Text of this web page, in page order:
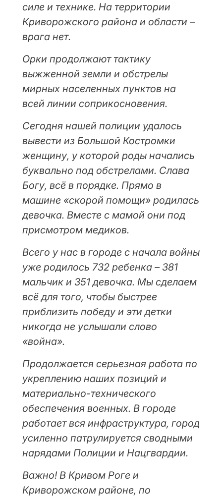
силе и технике. На территории
Криворожского района и области –
врага нет.
Орки продолжают тактику
выжженной земли и обстрелы
мирных населенных пунктов на
всей линии соприкосновения.
Сегодня нашей полиции удалось
вывести из Большой Костромки
женщину, у которой роды начались
буквально под обстрелами. Слава
Богу, всё в порядке. Прямо в
машине «скорой помощи» родилась
девочка. Вместе с мамой они под
присмотром медиков.
Всего у нас в городе с начала войны
уже родилось 732 ребенка – 381
мальчик и 351 девочка. Мы сделаем
всё для того, чтобы быстрее
приблизить победу и эти детки
никогда не услышали слово
«война».
Продолжается серьезная работа по
укреплению наших позиций и
материально-технического
обеспечения военных. В городе
работает вся инфраструктура, город
усиленно патрулируется сводными
нарядами Полиции и Нацгвардии.
Важно! В Кривом Роге и
Криворожском районе, по